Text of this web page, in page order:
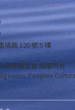
陽路 120 號 5 樓
事業基金會 版權所有
Peoples